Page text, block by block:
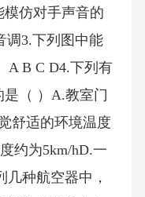
仿对手声音的
调3.下列图中能
A B C D4.下列有
（ ）A.教室门
舒适的环境温度
约为5km/hD.一
种航空器中，